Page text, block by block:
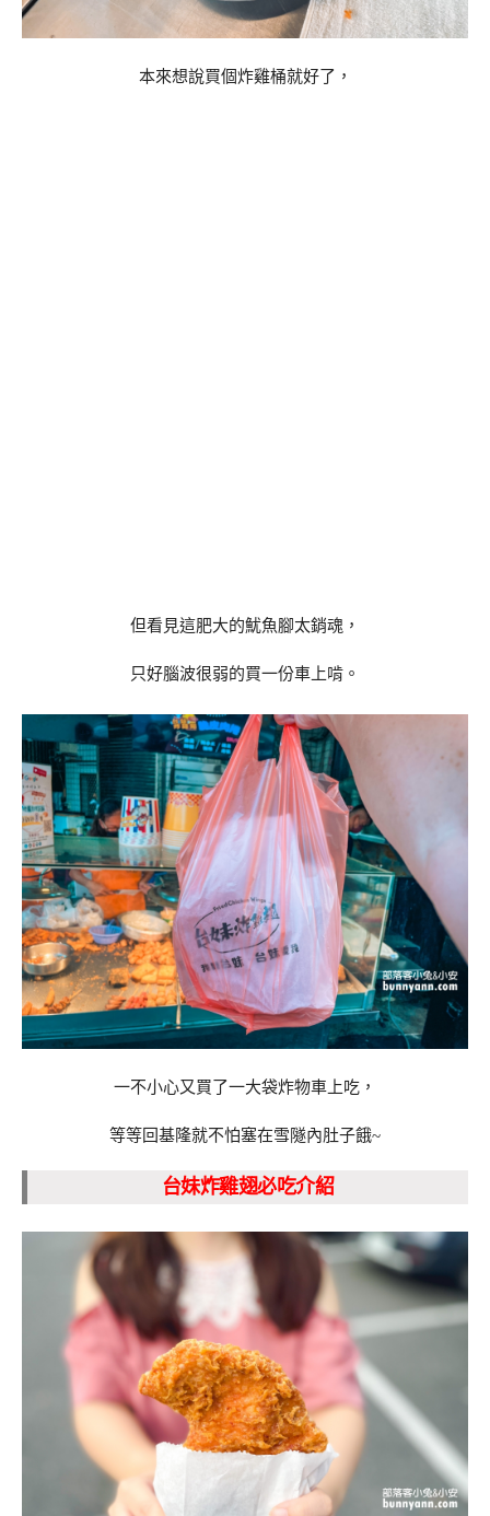
本來想說買個炸雞桶就好了，
但看見這肥大的魷魚腳太銷魂，
只好腦波很弱的買一份車上啃。
一不小心又買了一大袋炸物車上吃，
等等回基隆就不怕塞在雪隧內肚子餓~
台妹炸雞翅必吃介紹